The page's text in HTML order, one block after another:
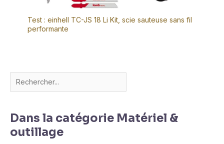
Test : einhell TC-JS 18 Li Kit, scie sauteuse sans fil
performante
Dans la catégorie Matériel &
outillage